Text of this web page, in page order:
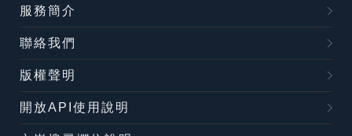
服務簡介
聯絡我們
版權聲明
開放API使用說明